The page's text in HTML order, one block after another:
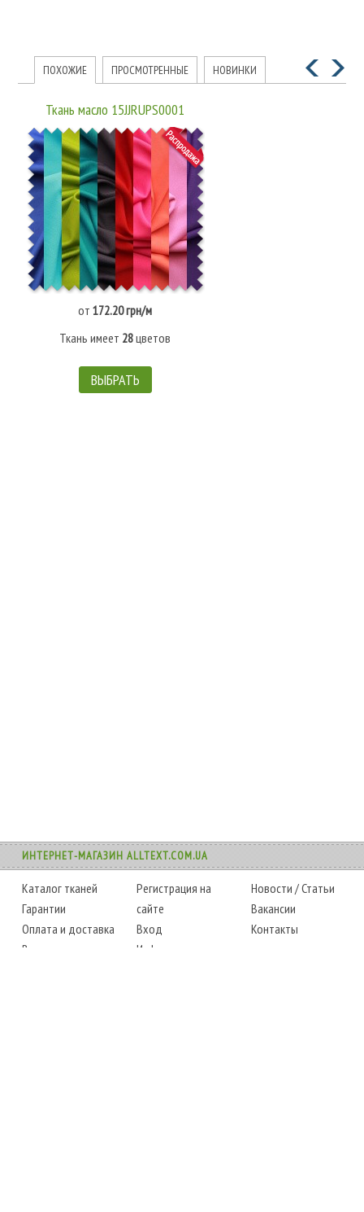
ПОХОЖИЕ ПРОСМОТРЕННЫЕ НОВИНКИ
Ткань масло 15JJRUPS0001
от172.20 грн/м
Ткань имеет 28цветов
ВЫБРАТЬ
ИНТЕРНЕТ-МАГАЗИН ALLTEXT.COM.UA
Каталог тканей
Гарантии
Оплата и доставка
Возврат товара
Регистрация на
сайте
Вход
Информация
Новости /Статьи
Вакансии
Контакты